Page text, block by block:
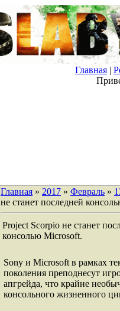
Главная |
Главная » 2017 » Февраль »
не станет последней
Project Scorpio не станет
консолью Microsoft.
Sony и Microsoft в рамках
поколения преподнесут
апгрейда, что крайне
консольного жизненного